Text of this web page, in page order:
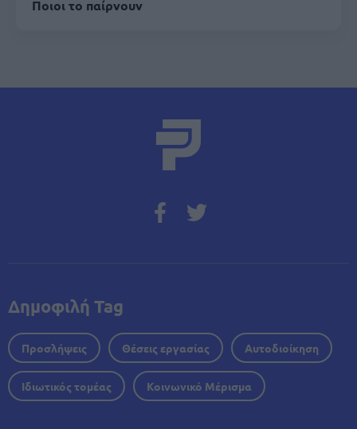
Ποιοι το παίρνουν
Δημοφιλή Tag
Προσλήψεις Θέσεις εργασίας Αυτοδιοίκηση
Ιδιωτικός τομέας Κοινωνικό Μέρισμα